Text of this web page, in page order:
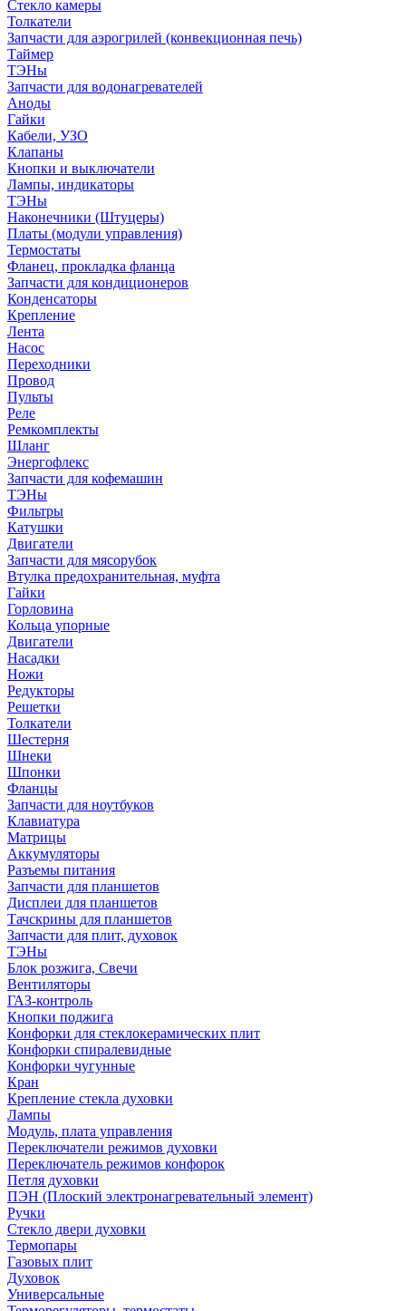
Стекло камеры
Толкатели
Запчасти для аэрогрилей (конвекционная печь)
Таймер
ТЭНы
Запчасти для водонагревателей
Аноды
Гайки
Кабели, УЗО
Клапаны
Кнопки и выключатели
Лампы, индикаторы
ТЭНы
Наконечники (Штуцеры)
Платы (модули управления)
Термостаты
Фланец, прокладка фланца
Запчасти для кондиционеров
Конденсаторы
Крепление
Лента
Насос
Переходники
Провод
Пульты
Реле
Ремкомплекты
Шланг
Энергофлекс
Запчасти для кофемашин
ТЭНы
Фильтры
Катушки
Двигатели
Запчасти для мясорубок
Втулка предохранительная, муфта
Гайки
Горловина
Кольца упорные
Двигатели
Насадки
Ножи
Редукторы
Решетки
Толкатели
Шестерня
Шнеки
Шпонки
Фланцы
Запчасти для ноутбуков
Клавиатура
Матрицы
Аккумуляторы
Разъемы питания
Запчасти для планшетов
Дисплеи для планшетов
Тачскрины для планшетов
Запчасти для плит, духовок
ТЭНы
Блок розжига, Свечи
Вентиляторы
ГАЗ-контроль
Кнопки поджига
Конфорки для стеклокерамических плит
Конфорки спиралевидные
Конфорки чугунные
Кран
Крепление стекла духовки
Лампы
Модуль, плата управления
Переключатели режимов духовки
Переключатель режимов конфорок
Петля духовки
ПЭН (Плоский электронагревательный элемент)
Ручки
Стекло двери духовки
Термопары
Газовых плит
Духовок
Универсальные